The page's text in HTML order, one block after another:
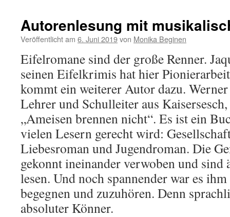
Autorenlesung mit
Veröffentlicht am 6. Juni 2019von Monika Beginen
Eifelromane sind der große Renner.
seinen Eifelkrimis hat hier
kommt ein weiterer Autor dazu.
Lehrer und Schulleiter aus
„Ameisen brennen nicht“. Es ist ein
vielen Lesern gerecht wird:
Liebesroman und Jugendroman. Die
gekonnt ineinander verwoben und sind
lesen. Und noch spannender war es
begegnen und zuzuhören. Denn
absoluter Könner.